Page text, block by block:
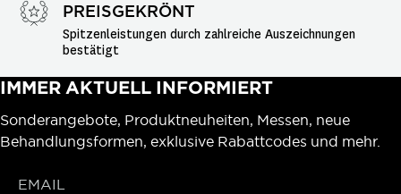
PREISGEKRÖNT
Spitzenleistungen durch zahlreiche Auszeichnungen
bestätigt
IMMER AKTUELL INFORMIERT
Sonderangebote, Produktneuheiten, Messen, neue
Behandlungsformen, exklusive Rabattcodes und mehr.